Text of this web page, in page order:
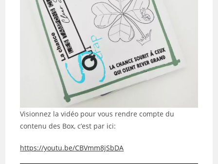
Visionnez la vidéo pour vous rendre compte du
contenu des Box, c’est par ici:
https://youtu.be/CBVmm8jSbDA